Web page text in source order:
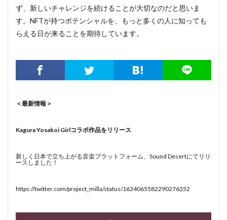
ず、新しいチャレンジを続けることが大切なのだと思いま
す。NFTが持つポテンシャルを、もっと多くの人に知っても
らえる日が来ることを期待しています。
＜最新情報＞
Kagura Yosakoi Girlコラボ作品をリリース
新しく日本で立ち上がる音楽プラットフォーム、Sound Desertにてリリ
ースしました！
https://twitter.com/project_milla/status/1634065582290276352